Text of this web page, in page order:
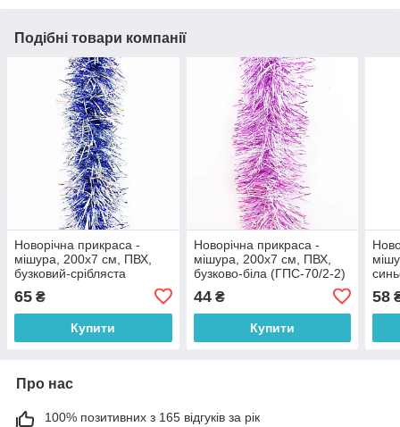
Подібні товари компанії
Новорічна прикраса -
мішура, 200x7 см, ПВХ,
бузковий-срібляста
65 ₴
Купити
Новорічна прикраса -
мішура, 200x7 см, ПВХ,
бузково-біла (ГПС-70/2-2)
44₴
Купити
58
Про нас
100% позитивних з 165 відгуків за рік